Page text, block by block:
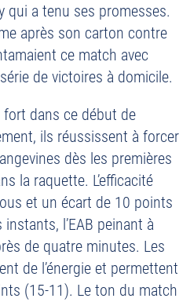
qui a tenu ses promesses.
après son carton contre
ce match avec
de victoires à domicile.
dans ce début de
ils réussissent à forcer
dès les premières
la raquette. L’efficacité
et un écart de 10 points
l’EAB peinant à
de quatre minutes. Les
de l’énergie et permettent
(15-11). Le ton du match